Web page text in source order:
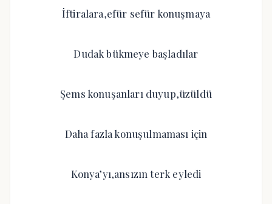
İftiralara,efür sefür konuşmaya
Dudak bükmeye başladılar
Şems konuşanları duyup,üzüldü
Daha fazla konuşulmaması için
Konya’yı,ansızın terk eyledi